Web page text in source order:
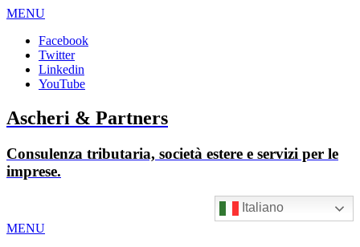
MENU
Facebook
Twitter
Linkedin
YouTube
Ascheri & Partners
Consulenza tributaria, società estere e servizi per le
imprese.
Italiano
MENU